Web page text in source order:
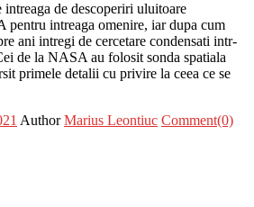
intreaga de descoperiri uluitoare
pentru intreaga omenire, iar dupa cum
ani intregi de cercetare condensati intr-
de la NASA au folosit sonda spatiala
primele detalii cu privire la ceea ce se
Author Marius Leontiuc Comment(0)